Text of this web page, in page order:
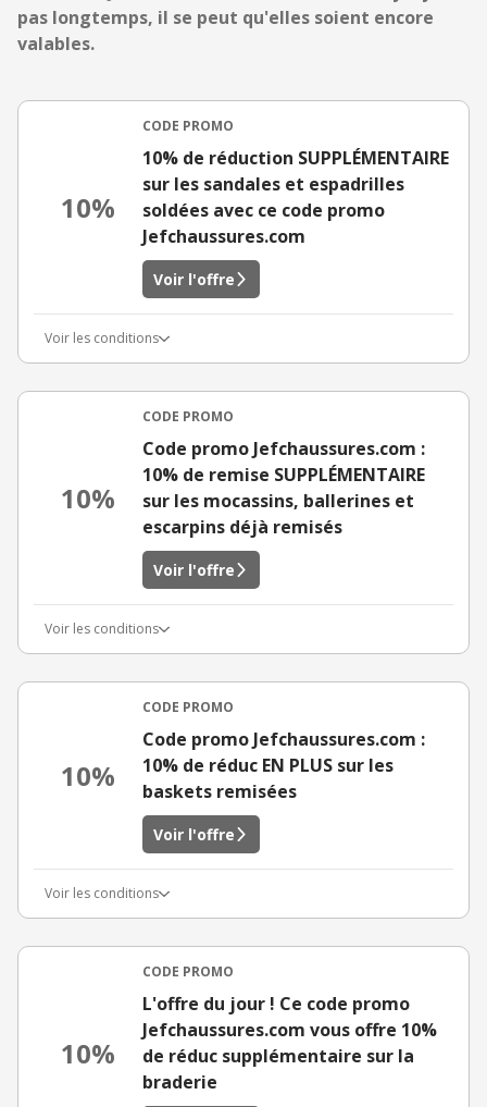
pas longtemps, il se peut qu'elles soient encore
valables.
10%
CODE PROMO
10% de réduction SUPPLÉMENTAIRE
sur les sandales et espadrilles
soldées avec ce code promo
Jefchaussures.com
Voir l'offre
Voir les conditions
10%
CODE PROMO
Code promo Jefchaussures.com :
10% de remise SUPPLÉMENTAIRE
sur les mocassins, ballerines et
escarpins déjà remisés
Voir l'offre
Voir les conditions
10%
CODE PROMO
Code promo Jefchaussures.com :
10% de réduc EN PLUS sur les
baskets remisées
Voir l'offre
Voir les conditions
10%
CODE PROMO
L'offre du jour ! Ce code promo
Jefchaussures.com vous offre 10%
de réduc supplémentaire sur la
braderie